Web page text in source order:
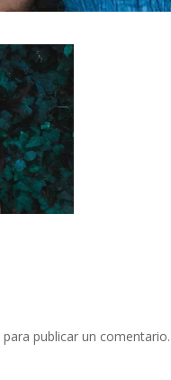
para publicar un comentario.